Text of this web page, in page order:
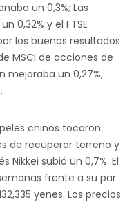
un 0,3%; Las
0,32% y el FTSE
los buenos resultados
MSCI de acciones de
mejoraba un 0,27%,
chinos tocaron
de recuperar terreno y
Nikkei subió un 0,7%. El
frente a su par
yenes. Los precios